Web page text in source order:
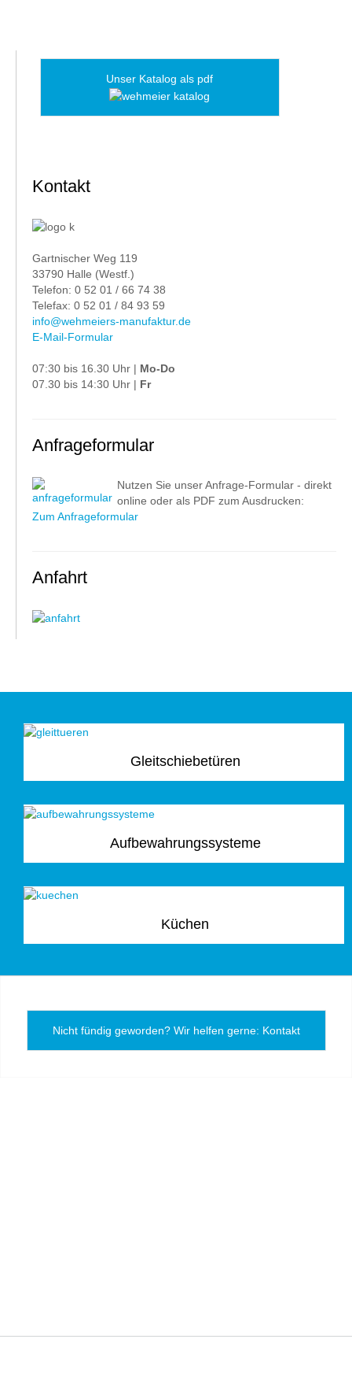
Unser Katalog als pdf
Kontakt
Gartnischer Weg 119
33790 Halle (Westf.)
Telefon: 0 52 01 / 66 74 38
Telefax: 0 52 01 / 84 93 59
info@wehmeiers-manufaktur.de
E-Mail-Formular
07:30 bis 16.30 Uhr | Mo-Do
07.30 bis 14:30 Uhr | Fr
Anfrageformular
Nutzen Sie unser Anfrage-Formular - direkt
online oder als PDF zum Ausdrucken:
Zum Anfrageformular
Anfahrt
Gleitschiebetüren
Aufbewahrungssysteme
Küchen
Nicht fündig geworden? Wir helfen gerne: Kontakt